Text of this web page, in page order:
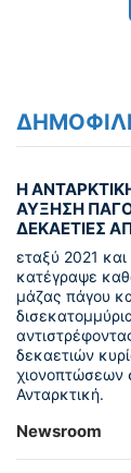
Η
ΑΥΞΗΣΗ
ΔΕΚΑΕΤΙΕΣ
εταξύ 2021
κατέγραψε
μάζας πάγου
δεκαετιών
χιονοπτώσεων
Ανταρκτική.
Newsroom